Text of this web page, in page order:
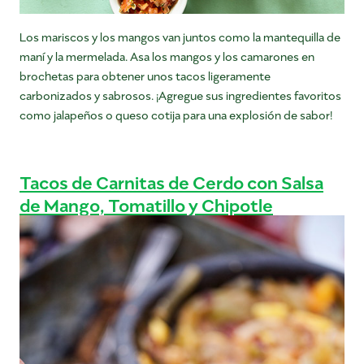
Los mariscos y los mangos van juntos como la mantequilla de
maní y la mermelada. Asa los mangos y los camarones en
brochetas para obtener unos tacos ligeramente
carbonizados y sabrosos. ¡Agregue sus ingredientes favoritos
como jalapeños o queso cotija para una explosión de sabor!
Tacos de Carnitas de Cerdo con Salsa
de Mango, Tomatillo y Chipotle